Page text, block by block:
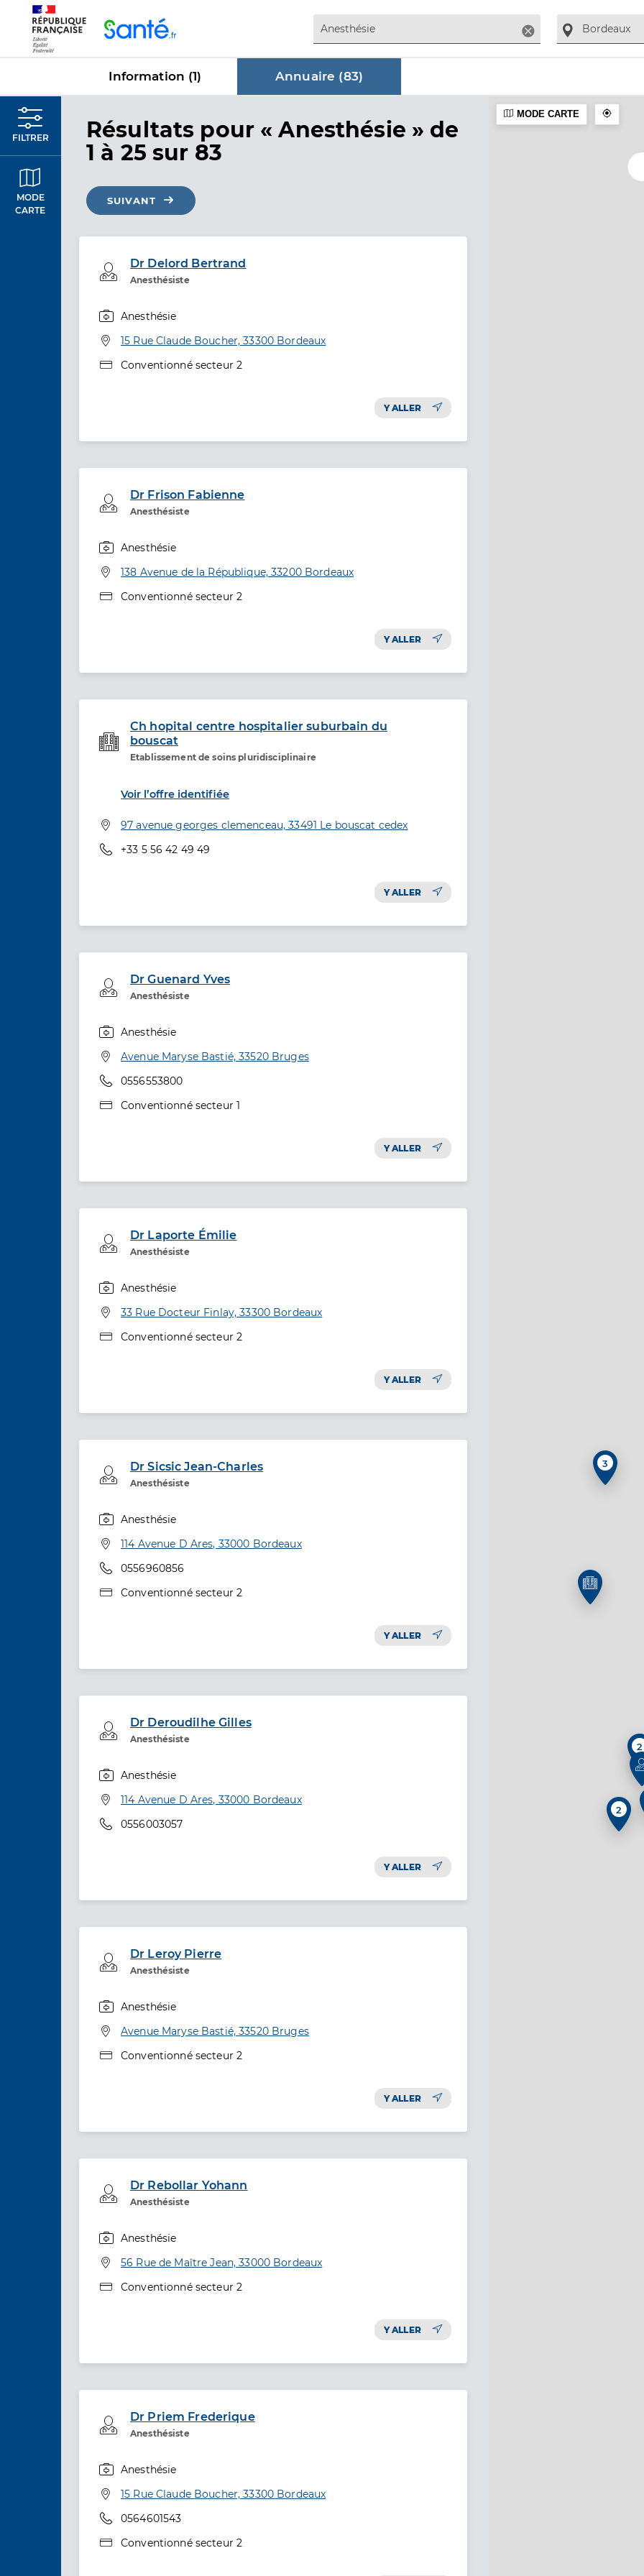
Supprimer
Information (1) Annuaire (83)
FILTRER
MODE
CARTE
Résultats dans Annuaire
pour « Anesthésie » de
1 à 25 sur 83
SUIVANT
Dr Delord Bertrand
Anesthésiste
Professionel de santé
Anesthésie
Adresse
15 Rue Claude Boucher, 33300 Bordeaux
Type de convention
Conventionné secteur 2
Y ALLER
Dr Frison Fabienne
Anesthésiste
Professionel de santé
Anesthésie
Adresse
138 Avenue de la République, 33200 Bordeaux
Type de convention
Conventionné secteur 2
Y ALLER
Ch hopital centre hospitalier suburbain du
bouscat
Etablissement de soins pluridisciplinaire
Etablissement de soins
Voir l’offre identifiée
Adresse
97 avenue georges clemenceau, 33491 Le bouscat cedex
Téléphone
+33 5 56 42 49 49
Y ALLER
Dr Guenard Yves
Anesthésiste
Professionel de santé
Anesthésie
Adresse
Avenue Maryse Bastié, 33520 Bruges
Téléphone
0556553800
Type de convention
Conventionné secteur 1
Y ALLER
Dr Laporte Émilie
Anesthésiste
Professionel de santé
Anesthésie
Adresse
33 Rue Docteur Finlay, 33300 Bordeaux
Type de convention
Conventionné secteur 2
Y ALLER
Dr Sicsic Jean-Charles
Anesthésiste
Professionel de santé
Anesthésie
Adresse
114 Avenue D Ares, 33000 Bordeaux
Téléphone
0556960856
Type de convention
Conventionné secteur 2
Y ALLER
Dr Deroudilhe Gilles
Anesthésiste
Professionel de santé
Anesthésie
Adresse
114 Avenue D Ares, 33000 Bordeaux
Téléphone
0556003057
Y ALLER
Dr Leroy Pierre
Anesthésiste
Professionel de santé
Anesthésie
Adresse
Avenue Maryse Bastié, 33520 Bruges
Type de convention
Conventionné secteur 2
Y ALLER
Dr Rebollar Yohann
Anesthésiste
Professionel de santé
Anesthésie
Adresse
56 Rue de Maître Jean, 33000 Bordeaux
Type de convention
Conventionné secteur 2
Y ALLER
Dr Priem Frederique
Anesthésiste
Professionel de santé
Anesthésie
Adresse
15 Rue Claude Boucher, 33300 Bordeaux
Téléphone
0564601543
Type de convention
Conventionné secteur 2
2
3
2
MODE CARTE
Panneau de gestion des cookies